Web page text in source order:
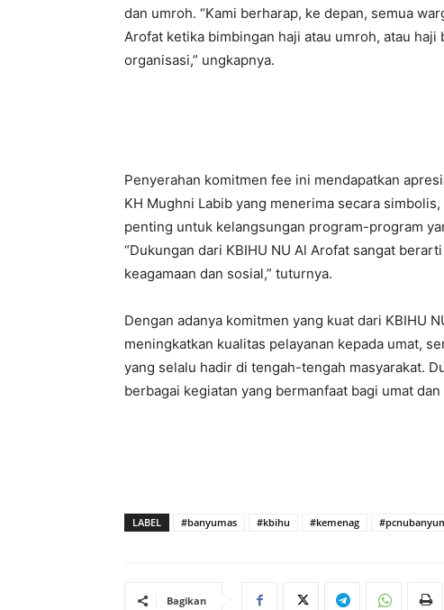
dan umroh. “Kami berharap, ke depan, semua
Arofat ketika bimbingan haji atau umroh, atau haji
organisasi,” ungkapnya.
Penyerahan komitmen fee ini mendapatkan
KH Mughni Labib yang menerima secara
penting untuk kelangsungan program-program
“Dukungan dari KBIHU NU Al Arofat sangat
keagamaan dan sosial,” tuturnya.
Dengan adanya komitmen yang kuat dari KBIHU
meningkatkan kualitas pelayanan kepada umat,
yang selalu hadir di tengah-tengah masyarakat.
berbagai kegiatan yang bermanfaat bagi umat dan
LABEL #banyumas #kbihu #kemenag
Bagikan